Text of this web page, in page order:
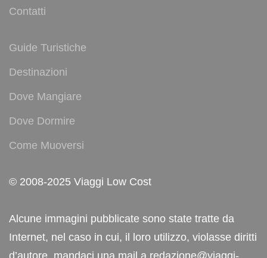
Contatti
Guide Turistiche
Destinazioni
Dove Mangiare
Dove Dormire
Come Muoversi
© 2008-2025 Viaggi Low Cost
Alcune immagini pubblicate sono state tratte da
Internet, nel caso in cui, il loro utilizzo, violasse diritti
d’autore, mandaci una mail a redazione@viaggi-